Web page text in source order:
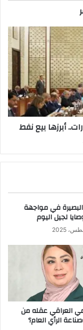
أبرزها بيع نفط
في مواجهة
لجيل اليوم
العراقي عقله من
الرأي العام؟